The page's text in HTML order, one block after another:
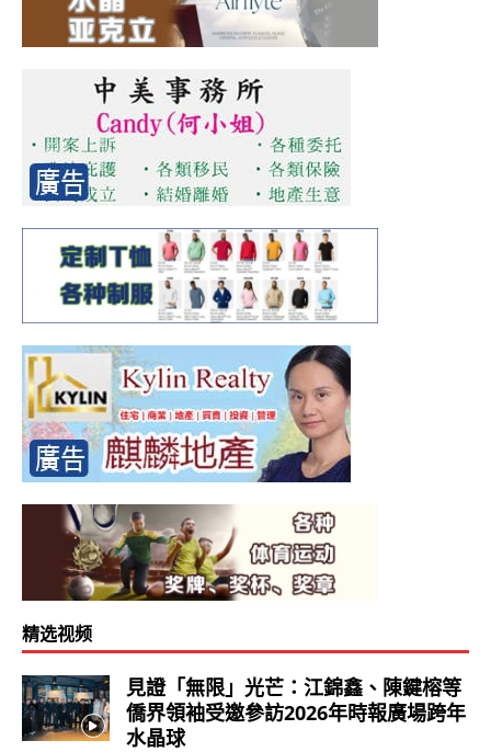
精选视频
見證「無限」光芒：江錦鑫、陳鍵榕等
僑界領袖受邀參訪2026年時報廣場跨年
水晶球